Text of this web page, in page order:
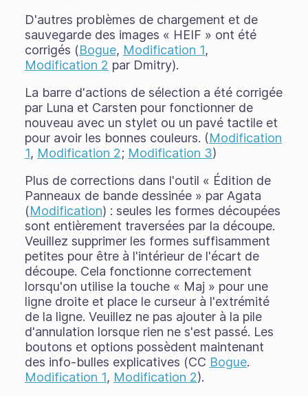
D'autres problèmes de chargement et de
sauvegarde des images « HEIF » ont été
corrigés (Bogue, Modification 1,
Modification 2 par Dmitry).
La barre d'actions de sélection a été corrigée
par Luna et Carsten pour fonctionner de
nouveau avec un stylet ou un pavé tactile et
pour avoir les bonnes couleurs. (Modification
1, Modification 2; Modification 3)
Plus de corrections dans l'outil « Édition de
Panneaux de bande dessinée » par Agata
(Modification) : seules les formes découpées
sont entièrement traversées par la découpe.
Veuillez supprimer les formes suffisamment
petites pour être à l'intérieur de l'écart de
découpe. Cela fonctionne correctement
lorsqu'on utilise la touche « Maj » pour une
ligne droite et place le curseur à l'extrémité
de la ligne. Veuillez ne pas ajouter à la pile
d'annulation lorsque rien ne s'est passé. Les
boutons et options possèdent maintenant
des info-bulles explicatives (CC Bogue.
Modification 1, Modification 2).